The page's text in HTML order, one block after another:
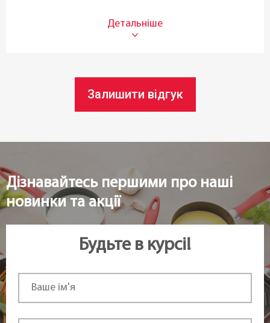
Можливість використання в
посудомийній машині:
Ні
Висота (см):
140 г
Залишити відгук
Дізнавайтесь першими про наші
новинки та акції
Будьте в курсі!